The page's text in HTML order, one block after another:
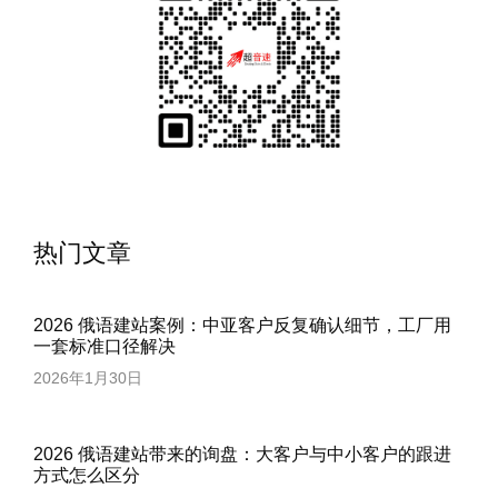
热门文章
2026 俄语建站案例：中亚客户反复确认细节，工厂用
一套标准口径解决
2026年1月30日
2026 俄语建站带来的询盘：大客户与中小客户的跟进
方式怎么区分